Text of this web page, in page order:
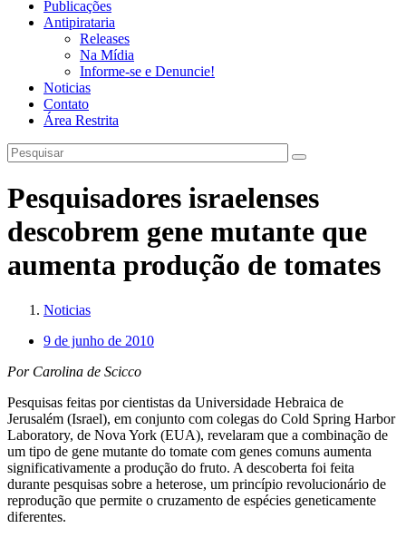
Publicações
Antipirataria
Releases
Na Mídia
Informe-se e Denuncie!
Noticias
Contato
Área Restrita
Pesquisadores israelenses
descobrem gene mutante que
aumenta produção de tomates
Noticias
9 de junho de 2010
Por Carolina de Scicco
Pesquisas feitas por cientistas da Universidade Hebraica de
Jerusalém (Israel), em conjunto com colegas do Cold Spring Harbor
Laboratory, de Nova York (EUA), revelaram que a combinação de
um tipo de gene mutante do tomate com genes comuns aumenta
significativamente a produção do fruto. A descoberta foi feita
durante pesquisas sobre a heterose, um princípio revolucionário de
reprodução que permite o cruzamento de espécies geneticamente
diferentes.